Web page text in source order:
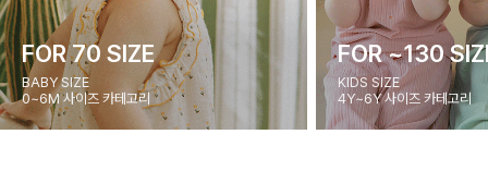
FOR 70 SIZE
BABY SIZE
0~6M 사이즈 카테고리
FOR ~130
KIDS SIZE
4Y~6Y 사이즈 카테고리